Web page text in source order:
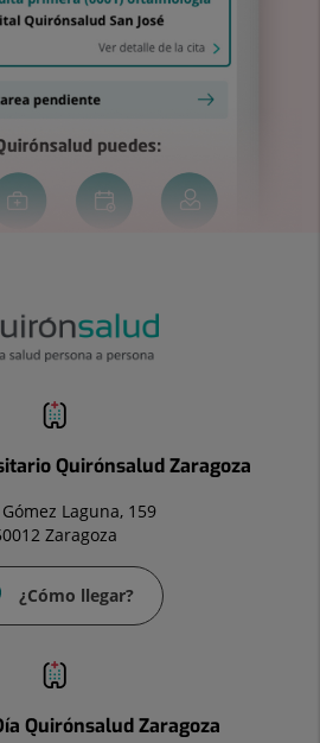
Quirónsalud Zaragoza
Laguna, 159
Zaragoza
¿Cómo llegar?
Quirónsalud Zaragoza